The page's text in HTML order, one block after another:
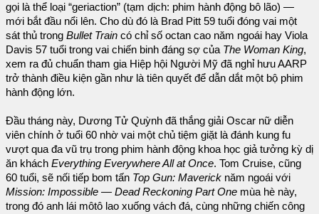
gọi là thể loại “geriaction” (tạm dịch: phim hành động bô lão) —
mới bắt đầu nổi lên. Cho dù đó là Brad Pitt 59 tuổi đóng vai một
sát thủ trong Bullet Train có chỉ số octan cao năm ngoái hay Viola
Davis 57 tuổi trong vai chiến binh đáng sợ của The Woman King,
xem ra đủ chuẩn tham gia Hiệp hội Người Mỹ đã nghỉ hưu AARP
trở thành điều kiện gần như là tiên quyết để dẫn dắt một bộ phim
hành động lớn.
Đầu tháng này, Dương Tử Quỳnh đã thắng giải Oscar nữ diễn
viên chính ở tuổi 60 nhờ vai một chủ tiệm giặt là đánh kung fu
vượt qua đa vũ trụ trong phim hành động khoa học giả tưởng kỳ dị
ăn khách Everything Everywhere All at Once. Tom Cruise, cũng
60 tuổi, sẽ nối tiếp bom tấn Top Gun: Maverick năm ngoái với
Mission: Impossible — Dead Reckoning Part One mùa hè này,
trong đó anh lái môtô lao xuống vách đá, cùng những chiến công